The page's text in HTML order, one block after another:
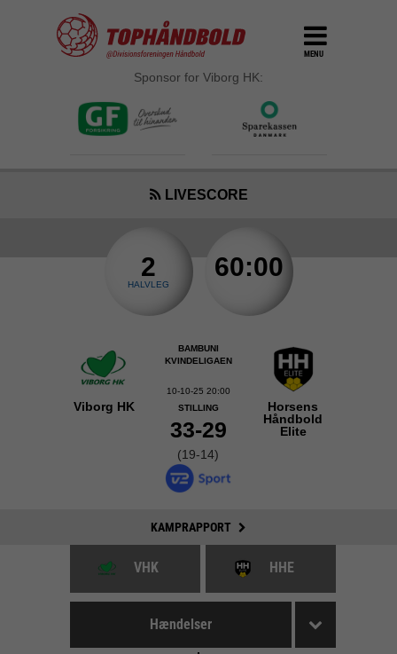
MENU
Sponsor for Viborg HK:
LIVESCORE
2
HALVLEG
60:00
Viborg HK
BAMBUNI
KVINDELIGAEN
10-10-25 20:00
STILLING
33-29
(19-14)
Horsens
Håndbold
Elite
KAMPRAPPORT
VHK HHE
Hændelser